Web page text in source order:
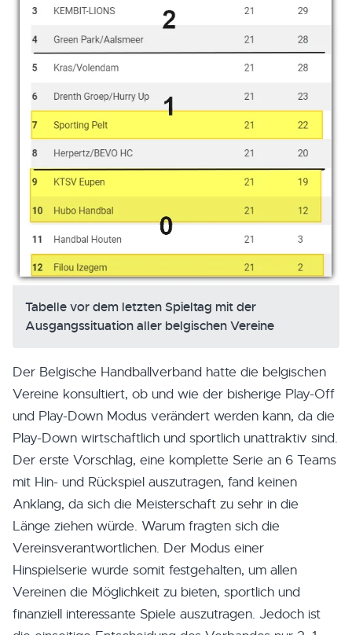
Tabelle vor dem letzten Spieltag mit der
Ausgangssituation aller belgischen Vereine
Der Belgische Handballverband hatte die belgischen
Vereine konsultiert, ob und wie der bisherige Play-Off
und Play-Down Modus verändert werden kann, da die
Play-Down wirtschaftlich und sportlich unattraktiv sind.
Der erste Vorschlag, eine komplette Serie an 6 Teams
mit Hin- und Rückspiel auszutragen, fand keinen
Anklang, da sich die Meisterschaft zu sehr in die
Länge ziehen würde. Warum fragten sich die
Vereinsverantwortlichen. Der Modus einer
Hinspielserie wurde somit festgehalten, um allen
Vereinen die Möglichkeit zu bieten, sportlich und
finanziell interessante Spiele auszutragen. Jedoch ist